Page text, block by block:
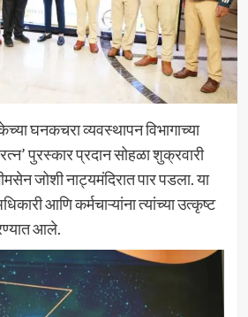
घनकचरा व्यवस्थापन विभागाच्या
पुरस्कार प्रदान सोहळा शुक्रवारी
जोशी नाट्यमंदिरात पार पडला. या
आणि कर्मचाऱ्यांना त्यांच्या उत्कृष्ट
आले.